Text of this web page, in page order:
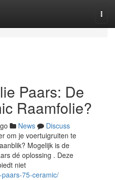
Paars: De
Raamfolie?
News
Discuss
om je voertuigruiten te
Mogelijk is de
dé oplossing . Deze
niet
75-ceramic/